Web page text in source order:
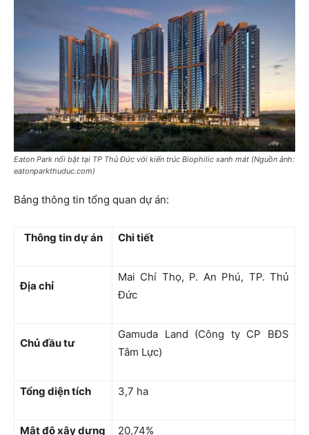
Eaton Park nổi bật tại TP Thủ Đức với kiến trúc Biophilic xanh mát (Nguồn ảnh:
eatonparkthuduc.com)
Bảng thông tin tổng quan dự án:
Thông tin dự án Chi tiết
Địa chỉ
Mai Chí Thọ, P. An Phú, TP. Thủ
Đức
Chủ đầu tư
Gamuda Land (Công ty CP BĐS
Tâm Lực)
Tổng diện tích 3,7 ha
Mật độ xây dựng 20,74%